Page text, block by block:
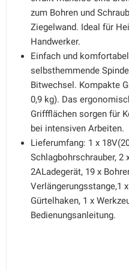
zum Bohren und
Ziegelwand. Ideal für
Handwerker.
Einfach und
selbsthemmende
Bitwechsel. Kompakte
0,9 kg). Das
Griffflächen sorgen für
bei intensiven Arbeiten.
Lieferumfang: 1 x
Schlagbohrschrauber, 2
2ALadegerät, 19 x
Verlängerungsstange,1
Gürtelhaken, 1 x
Bedienungsanleitung.